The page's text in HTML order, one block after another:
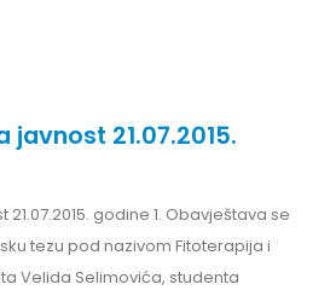
javnost 21.07.2015.
godine 1. Obavještava se
tezu pod nazivom Fitoterapija i
Velida Selimovića, studenta